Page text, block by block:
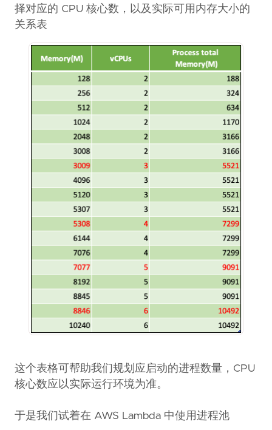
择对应的 CPU 核心数，以及实际可用内存大小的
关系表
这个表格可帮助我们规划应启动的进程数量，CPU
核心数应以实际运行环境为准。
于是我们试着在 AWS Lambda 中使用进程池